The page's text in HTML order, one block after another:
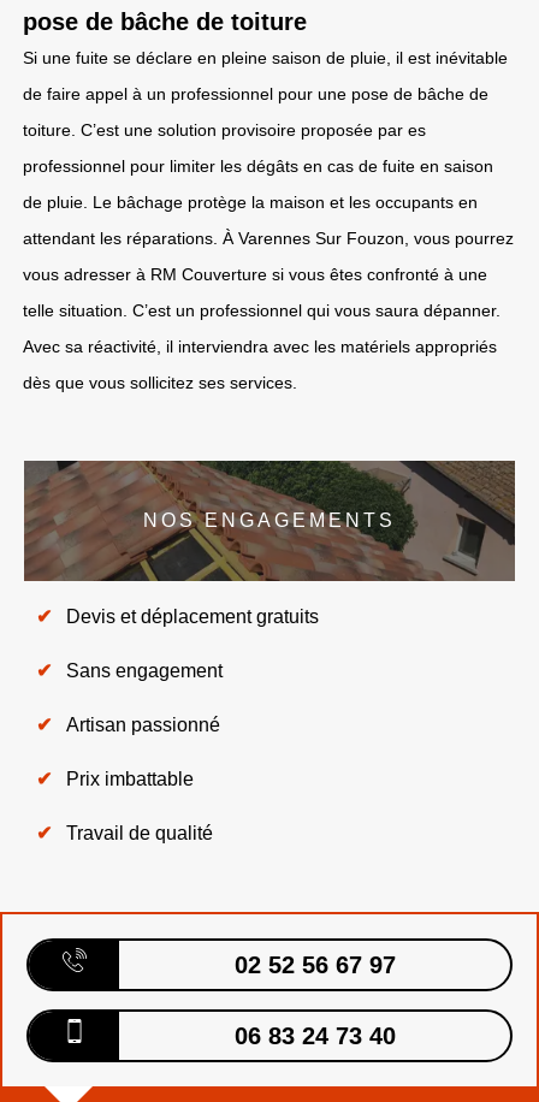
pose de bâche de toiture
Si une fuite se déclare en pleine saison de pluie, il est inévitable
de faire appel à un professionnel pour une pose de bâche de
toiture. C’est une solution provisoire proposée par es
professionnel pour limiter les dégâts en cas de fuite en saison
de pluie. Le bâchage protège la maison et les occupants en
attendant les réparations. À Varennes Sur Fouzon, vous pourrez
vous adresser à RM Couverture si vous êtes confronté à une
telle situation. C’est un professionnel qui vous saura dépanner.
Avec sa réactivité, il interviendra avec les matériels appropriés
dès que vous sollicitez ses services.
NOS ENGAGEMENTS
Devis et déplacement gratuits
Sans engagement
Artisan passionné
Prix imbattable
Travail de qualité
02 52 56 67 97
06 83 24 73 40